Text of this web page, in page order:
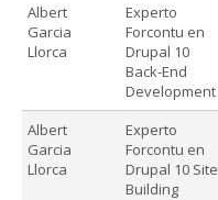
Albert
Garcia
Llorca
Experto
Forcontu en
Drupal 10
Back-End
Development
Albert
Garcia
Llorca
Experto
Forcontu en
Drupal 10 Site
Building